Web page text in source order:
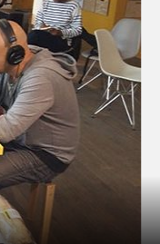
15/09/2016
Les projets
Festival 2016